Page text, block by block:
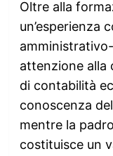
Oltre alla
un’esperienza
attenzione alla
di contabilità
conoscenza
mentre la
costituisce un